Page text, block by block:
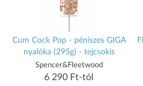
Cum Cock Pop - péniszes GIGA
nyalóka (295g) - tejcsokis
Spencer&Fleetwood
6 290 Ft-tól